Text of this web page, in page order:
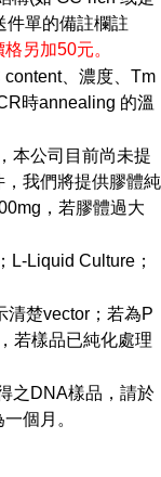
件單的備註欄註
格另加50元。
content、濃度、 Tm
時annealing 的溫
本公司目前尚未提
我們將提供膠體純
，若膠體過大
； L-Liquid Culture ；
清楚vector ；若為P
若樣品已純化處理
之 DNA樣品，請於
個月。